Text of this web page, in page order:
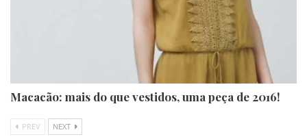
Macacão: mais do que vestidos, uma peça de 2016!
PREV NEXT